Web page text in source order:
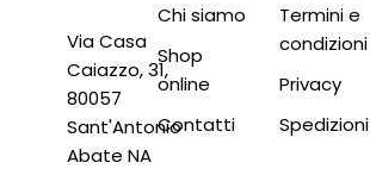
Via Casa
Caiazzo, 31,
80057
Sant'Antonio
Abate NA
Chi siamo
Shop
online
Contatti
Termini e
condizioni
Privacy
Spedizioni